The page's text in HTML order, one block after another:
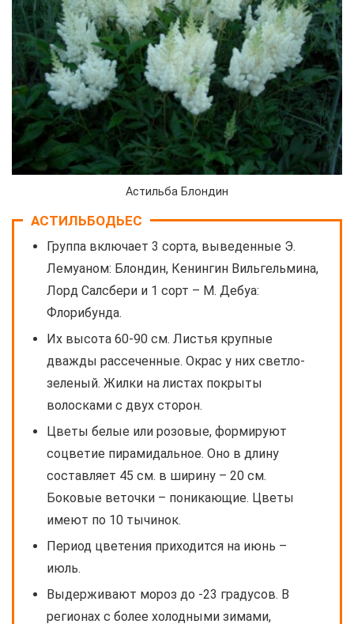
Астильба Блондин
АСТИЛЬБОДЬЕС
Группа включает 3 сорта, выведенные Э.
Лемуаном: Блондин, Кенингин Вильгельмина,
Лорд Салсбери и 1 сорт – М. Дебуа:
Флорибунда.
Их высота 60-90 см. Листья крупные
дважды рассеченные. Окрас у них светло-
зеленый. Жилки на листах покрыты
волосками с двух сторон.
Цветы белые или розовые, формируют
соцветие пирамидальное. Оно в длину
составляет 45 см. в ширину – 20 см.
Боковые веточки – поникающие. Цветы
имеют по 10 тычинок.
Период цветения приходится на июнь –
июль.
Выдерживают мороз до -23 градусов. В
регионах с более холодными зимами,